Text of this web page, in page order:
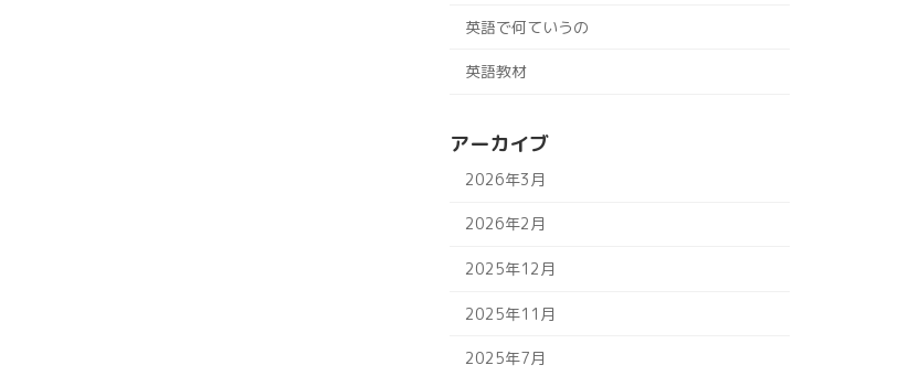
英語で何ていうの
英語教材
アーカイブ
2026年3月
2026年2月
2025年12月
2025年11月
2025年7月